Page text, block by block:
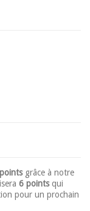
grâce à notre
6 pointsqui
pour un prochain